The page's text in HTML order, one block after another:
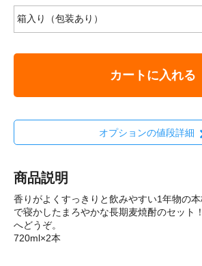
カートに入れる
オプションの値段詳細
商品説明
香りがよくすっきりと飲みやすい1年物の
で寝かしたまろやかな長期麦焼酎のセット
へどうぞ。
720ml×2本